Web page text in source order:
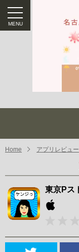
Home アプリレビュー
東京Pス